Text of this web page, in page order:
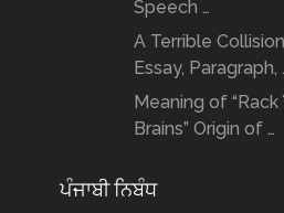
Speech …
A Terrible
Essay, Paragraph,
Meaning of “Rack
Brains” Origin of …
ਪੰਜਾਬੀ ਨਿਬੰਧ